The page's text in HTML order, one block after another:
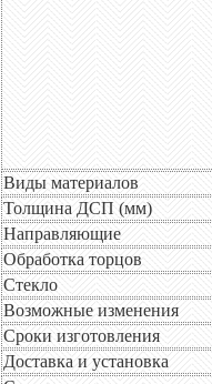
Виды материалов
Толщина ДСП (мм)
Направляющие
Обработка торцов
Стекло
Возможные изменения
Сроки изготовления
Доставка и установка